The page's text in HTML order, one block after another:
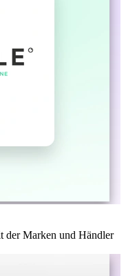
der Marken und Händler